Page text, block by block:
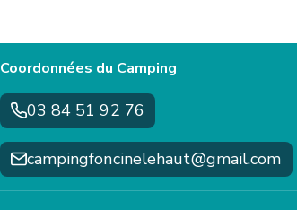
Coordonnées du Camping
03 84 51 92 76
campingfoncinelehaut@gmail.com